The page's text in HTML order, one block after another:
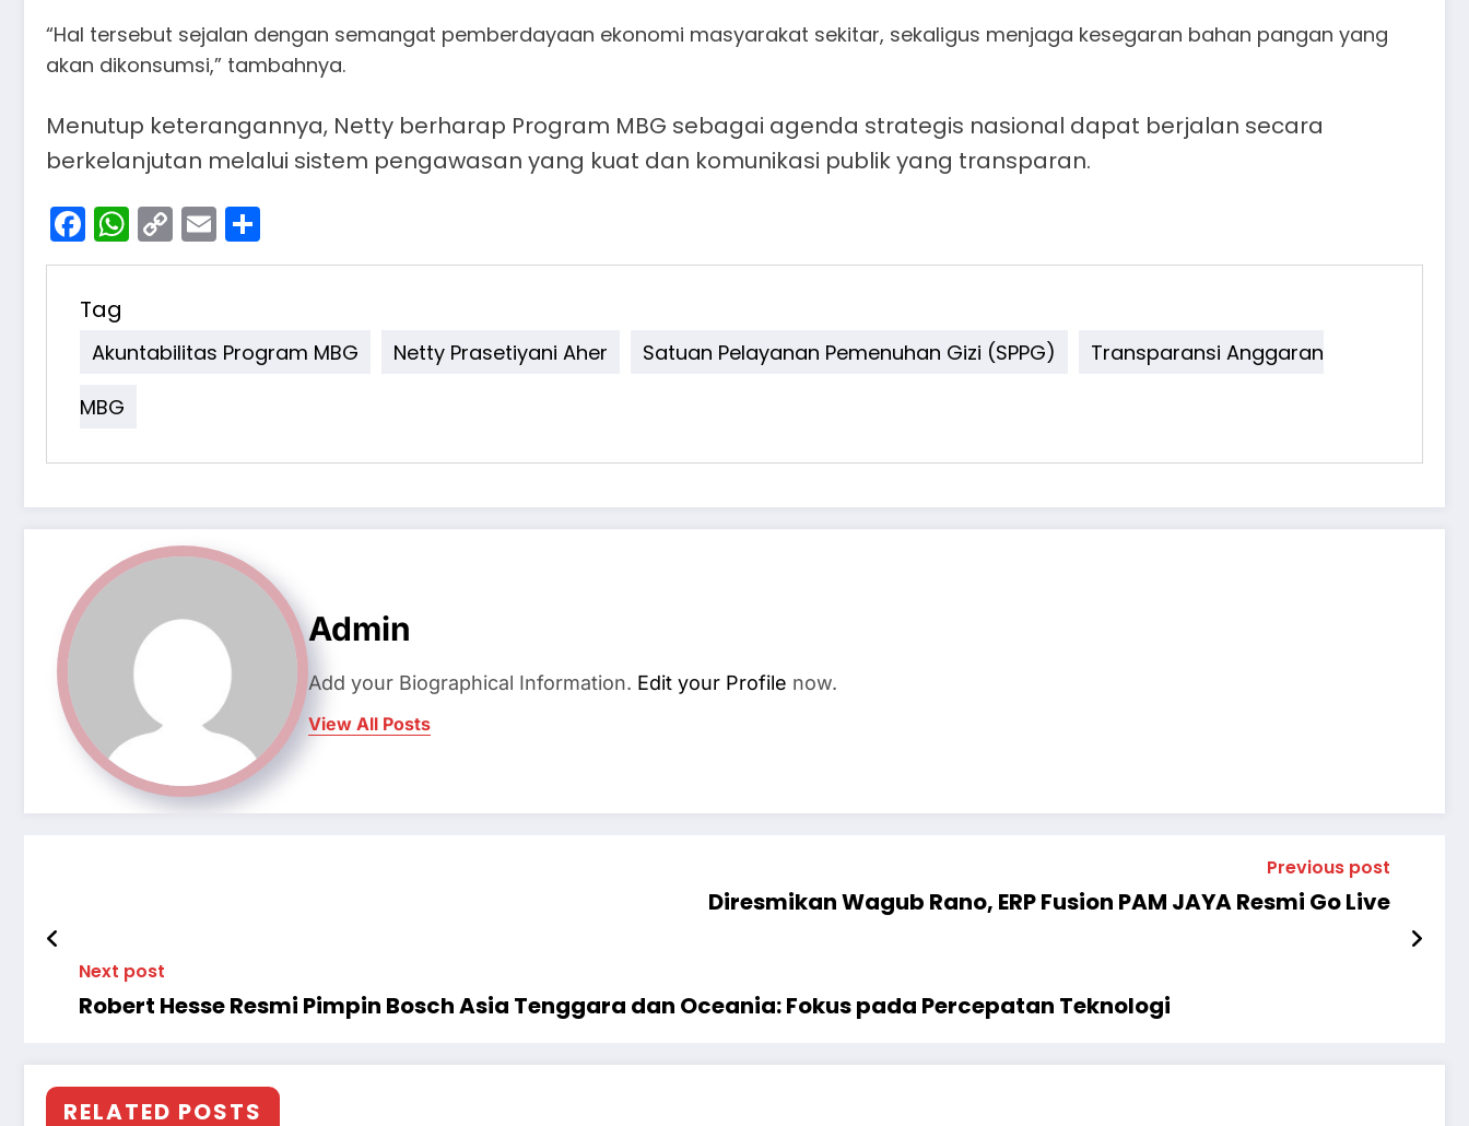
“Hal tersebut sejalan dengan semangat pemberdayaan ekonomi masyarakat sekitar, sekaligus menjaga kesegaran bahan pangan yang
akan dikonsumsi,” tambahnya.
Menutup keterangannya, Netty berharap Program MBG sebagai agenda strategis nasional dapat berjalan secara
berkelanjutan melalui sistem pengawasan yang kuat dan komunikasi publik yang transparan.
Facebook
WhatsApp
Copy
Link
Email
Tag
Akuntabilitas Program MBG Netty Prasetiyani Aher Satuan Pelayanan Pemenuhan Gizi (SPPG)
Transparansi Anggaran
MBG
Admin
Add your Biographical Information. Edit your Profile now.
View All Posts
Previous post
Diresmikan Wagub Rano, ERP Fusion PAM JAYA Resmi Go Live
Next post
Robert Hesse Resmi Pimpin Bosch Asia Tenggara dan Oceania: Fokus pada Percepatan Teknologi
RELATED POSTS